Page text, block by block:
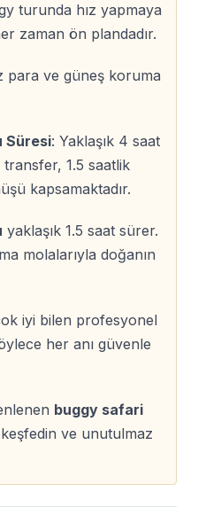
içermeden eğlence
isteyenler
arayanlar
ve video çekimi
alma
turunda hız yapmaya
zaman ön plandadır.
para ve güneş koruma
Süresi: Yaklaşık 4 saat
1.5 saatlik
kapsamaktadır.
yaklaşık 1.5 saat sürer.
molalarıyla doğanın
iyi bilen profesyonel
her anı güvenle
buggy safari
ve unutulmaz